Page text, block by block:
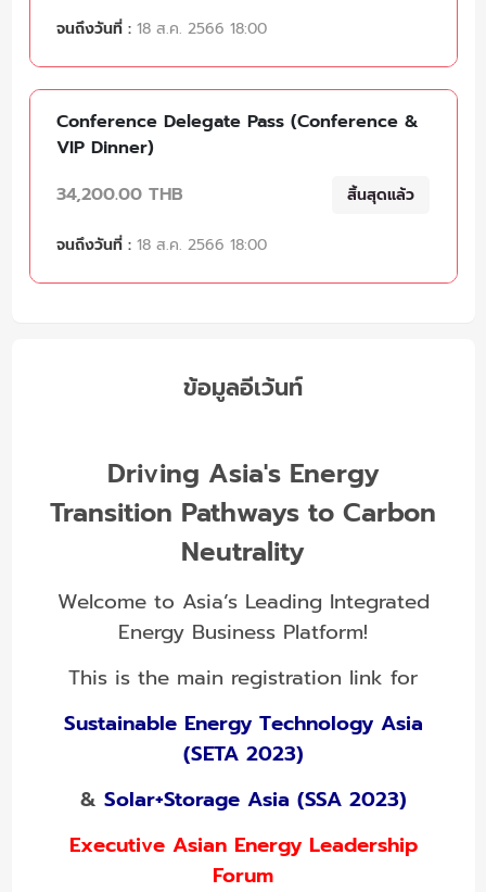
จนถึงวันที่ : 18 ส.ค. 2566 18:00
Conference Delegate Pass (Conference &
VIP Dinner)
34,200.00 THB
สิ้นสุดแล้ว
จนถึงวันที่ : 18 ส.ค. 2566 18:00
ข้อมูลอีเว้นท์
Driving Asia's Energy
Transition Pathways to Carbon
Neutrality
Welcome to Asia’s Leading Integrated
Energy Business Platform!
This is the main registration link for
Sustainable Energy Technology Asia
(SETA 2023)
& Solar+Storage Asia (SSA 2023)
Executive Asian Energy Leadership
Forum